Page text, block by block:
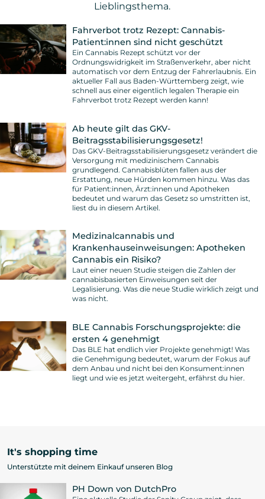
Lieblingsthema.
Fahrverbot trotz Rezept: Cannabis-
Patient:innen sind nicht geschützt
Ein Cannabis Rezept schützt vor der
Ordnungswidrigkeit im Straßenverkehr, aber nicht
automatisch vor dem Entzug der Fahrerlaubnis. Ein
aktueller Fall aus Baden-Württemberg zeigt, wie
schnell aus einer eigentlich legalen Therapie ein
Fahrverbot trotz Rezept werden kann!
Ab heute gilt das GKV-
Beitragsstabilisierungsgesetz!
Das GKV-Beitragsstabilisierungsgesetz verändert die
Versorgung mit medizinischem Cannabis
grundlegend. Cannabisblüten fallen aus der
Erstattung, neue Hürden kommen hinzu. Was das
für Patient:innen, Ärzt:innen und Apotheken
bedeutet und warum das Gesetz so umstritten ist,
liest du in diesem Artikel.
Medizinalcannabis und
Krankenhauseinweisungen: Apotheken
Cannabis ein Risiko?
Laut einer neuen Studie steigen die Zahlen der
cannabisbasierten Einweisungen seit der
Legalisierung. Was die neue Studie wirklich zeigt und
was nicht.
BLE Cannabis Forschungsprojekte: die
ersten 4 genehmigt
Das BLE hat endlich vier Projekte genehmigt! Was
die Genehmigung bedeutet, warum der Fokus auf
dem Anbau und nicht bei den Konsument:innen
liegt und wie es jetzt weitergeht, erfährst du hier.
It's shopping time
Unterstützte mit deinem Einkauf unseren Blog
PH Down von DutchPro